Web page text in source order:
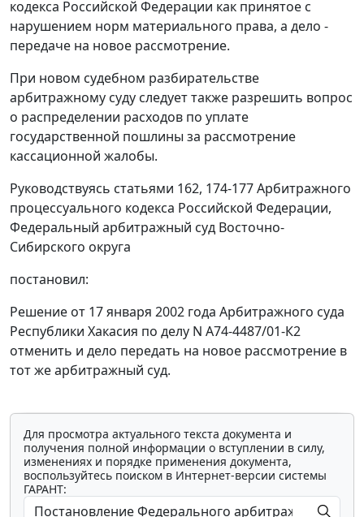
кодекса Российской Федерации как принятое с
нарушением норм материального права, а дело -
передаче на новое рассмотрение.
При новом судебном разбирательстве
арбитражному суду следует также разрешить вопрос
о распределении расходов по уплате
государственной пошлины за рассмотрение
кассационной жалобы.
Руководствуясь статьями 162, 174-177Арбитражного
процессуального кодекса Российской Федерации,
Федеральный арбитражный суд Восточно-
Сибирского округа
постановил:
Решение от 17 января 2002 года Арбитражного суда
Республики Хакасия по делу N А74-4487/01-К2
отменить и дело передать на новое рассмотрение в
тот же арбитражный суд.
Для просмотра актуального текста документа и
получения полной информации о вступлении в силу,
изменениях и порядке применения документа,
воспользуйтесь поиском в Интернет-версии системы
ГАРАНТ: